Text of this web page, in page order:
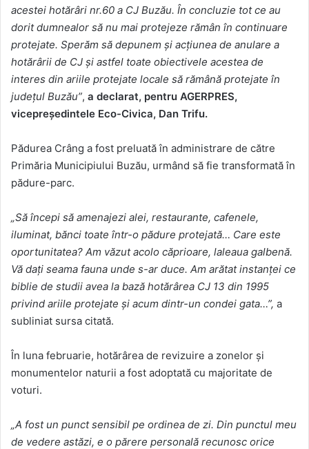
acestei hotărâri nr.60 a CJ Buzău. În concluzie tot ce au
dorit dumnealor să nu mai protejeze rămân în continuare
protejate. Sperăm să depunem şi acţiunea de anulare a
hotărârii de CJ şi astfel toate obiectivele acestea de
interes din ariile protejate locale să rămână protejate în
judeţul Buzău”, a declarat, pentru AGERPRES,
vicepreşedintele Eco-Civica, Dan Trifu.
Pădurea Crâng a fost preluată în administrare de către
Primăria Municipiului Buzău, urmând să fie transformată în
pădure-parc.
„Să începi să amenajezi alei, restaurante, cafenele,
iluminat, bănci toate într-o pădure protejată… Care este
oportunitatea? Am văzut acolo căprioare, laleaua galbenă.
Vă daţi seama fauna unde s-ar duce. Am arătat instanţei ce
biblie de studii avea la bază hotărârea CJ 13 din 1995
privind ariile protejate şi acum dintr-un condei gata…”, a
subliniat sursa citată.
În luna februarie, hotărârea de revizuire a zonelor şi
monumentelor naturii a fost adoptată cu majoritate de
voturi.
„A fost un punct sensibil pe ordinea de zi. Din punctul meu
de vedere astăzi, e o părere personală recunosc orice